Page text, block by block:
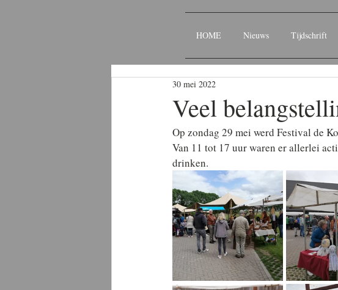
HOME Nieuws Tijdschrift
Veel
30 mei 2022
Op zondag 29 mei werd Festival de
Van 11 tot 17 uur waren er allerlei
drinken.